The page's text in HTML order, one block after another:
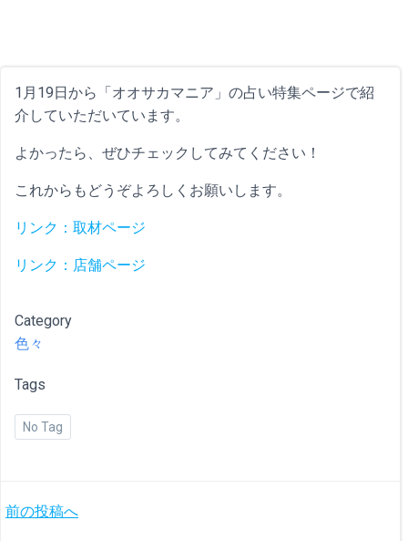
1月19日から「オオサカマニア」の占い特集ページで紹
介していただいています。
よかったら、ぜひチェックしてみてください！
これからもどうぞよろしくお願いします。
リンク：取材ページ
リンク：店舗ページ
Category
色々
Tags
No Tag
投
前の投稿へ